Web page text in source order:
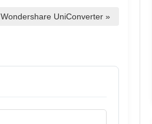
Wondershare UniConverter »